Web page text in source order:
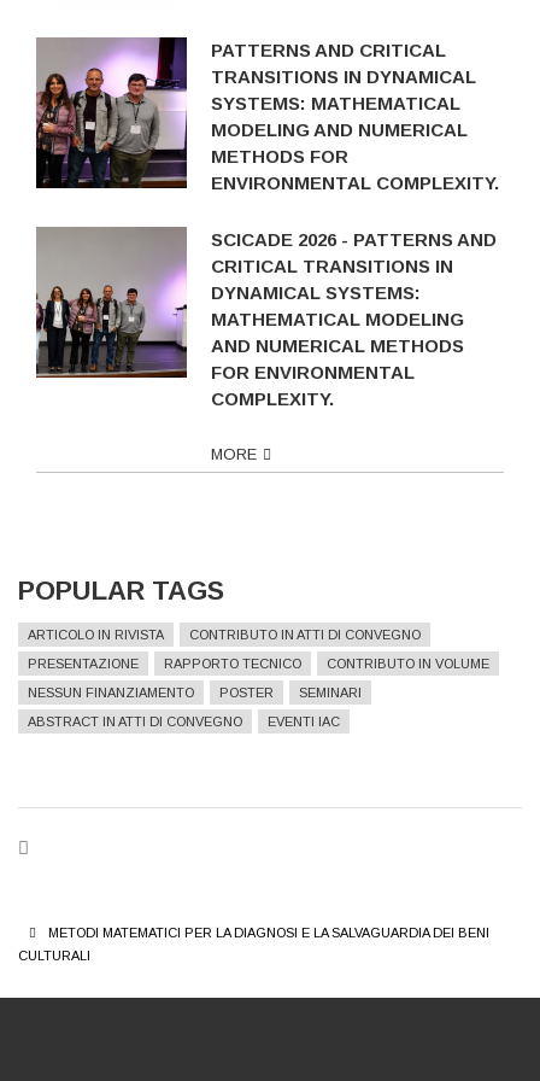
PATTERNS AND CRITICAL
TRANSITIONS IN DYNAMICAL
SYSTEMS: MATHEMATICAL
MODELING AND NUMERICAL
METHODS FOR
ENVIRONMENTAL COMPLEXITY.
SCICADE 2026 - PATTERNS AND
CRITICAL TRANSITIONS IN
DYNAMICAL SYSTEMS:
MATHEMATICAL MODELING
AND NUMERICAL METHODS
FOR ENVIRONMENTAL
COMPLEXITY.
MORE
POPULAR TAGS
ARTICOLO IN RIVISTA
CONTRIBUTO IN ATTI DI CONVEGNO
PRESENTAZIONE
RAPPORTO TECNICO
CONTRIBUTO IN VOLUME
NESSUN FINANZIAMENTO
POSTER
SEMINARI
ABSTRACT IN ATTI DI CONVEGNO
EVENTI IAC
BREADCRUMB
METODI MATEMATICI PER LA DIAGNOSI E LA SALVAGUARDIA DEI BENI
CULTURALI